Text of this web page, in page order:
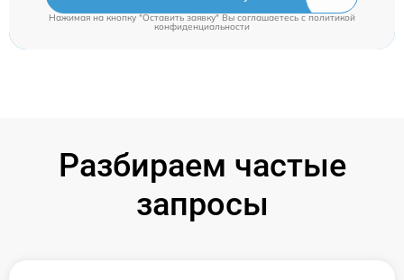
Нажимая на кнопку "Оставить заявку" Вы соглашаетесь c политикой
конфиденциальности
Разбираем частые
запросы